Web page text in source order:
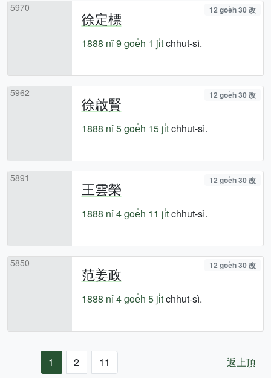
5970
徐定標 12 goe̍h 30 改
1888 nî9 goe̍h 1 ji̍tchhut-sì.
5962
徐啟賢 12 goe̍h 30 改
1888 nî5 goe̍h 15 ji̍tchhut-sì.
5891
王雲榮 12 goe̍h 30 改
1888 nî4 goe̍h 11 ji̍tchhut-sì.
5850
范姜政 12 goe̍h 30 改
1888 nî4 goe̍h 5 ji̍tchhut-sì.
1 2 11 返上頂